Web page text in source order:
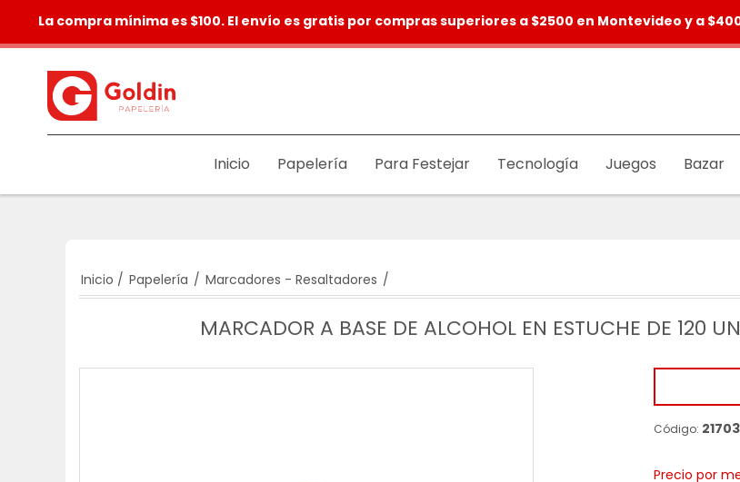
La compra mínima es $100. El envío es gratis por compras superiores a $2500 en Montevideo y a
Inicio Papelería Para Festejar Tecnología Juegos Bazar
Inicio / Papelería / Marcadores - Resaltadores /
MARCADOR A BASE DE ALCOHOL EN ESTUCHE DE 120
Código:
Precio por